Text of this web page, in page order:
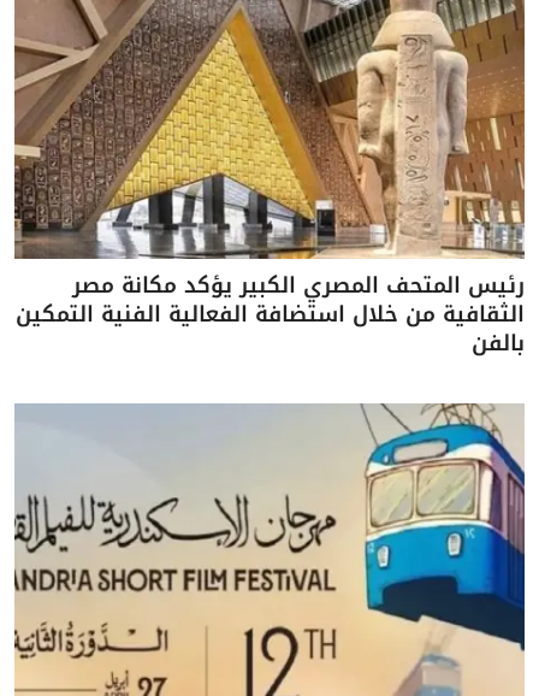
رئيس المتحف المصري الكبير يؤكد مكانة مصر
الثقافية من خلال استضافة الفعالية الفنية التمكين
بالفن